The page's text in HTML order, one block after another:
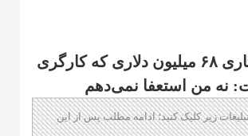
این برنده لاتاری ۶۸ میلیون دلاری که کارگری
نه من استعفا نمی‌دهم
زیر کلیک کنید؛ ادامه مطلب پس از این